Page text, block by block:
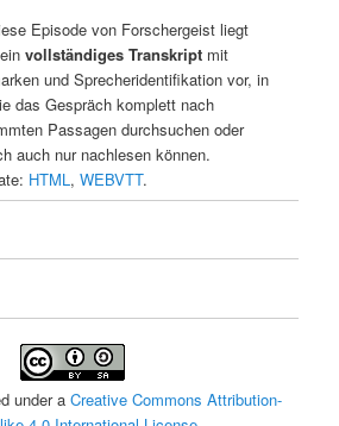
Episode von Forschergeist liegt
vollständiges Transkriptmit
und Sprecheridentifikation vor, in
das Gespräch komplett nach
Passagen durchsuchen oder
auch nur nachlesen können.
HTML, WEBVTT.
under a Creative Commons Attribution-